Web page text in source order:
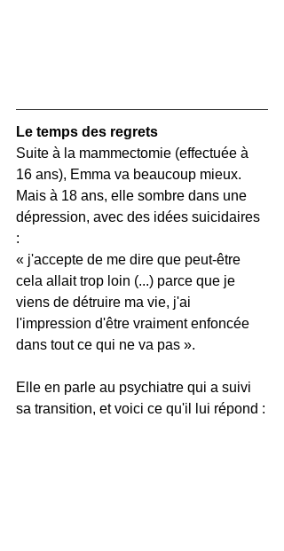
Le temps des regrets
Suite à la mammectomie (effectuée à
16 ans), Emma va beaucoup mieux.
Mais à 18 ans, elle sombre dans une
dépression, avec des idées suicidaires
:
« j'accepte de me dire que peut-être
cela allait trop loin (...) parce que je
viens de détruire ma vie, j'ai
l'impression d'être vraiment enfoncée
dans tout ce qui ne va pas ».
Elle en parle au psychiatre qui a suivi
sa transition, et voici ce qu'il lui répond :